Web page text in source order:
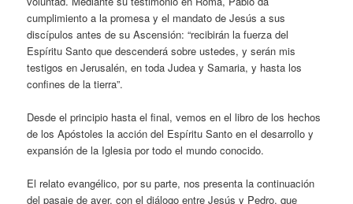
cumplimiento a la promesa y el mandato de Jesús a sus
discípulos antes de su Ascensión: “recibirán la fuerza del
Espíritu Santo que descenderá sobre ustedes, y serán mis
testigos en Jerusalén, en toda Judea y Samaria, y hasta los
confines de la tierra”.
Desde el principio hasta el final, vemos en el libro de los hechos
de los Apóstoles la acción del Espíritu Santo en el desarrollo y
expansión de la Iglesia por todo el mundo conocido.
El relato evangélico, por su parte, nos presenta la continuación
del pasaje de ayer, con el diálogo entre Jesús y Pedro, que